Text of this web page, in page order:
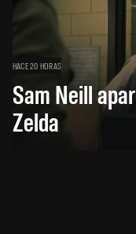
HACE 20 HORAS
Sam Neill
Zelda